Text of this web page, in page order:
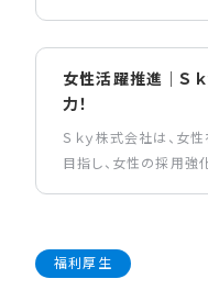
女性活躍推進｜Ｓ
力！
Ｓｋｙ株式会社は、女
目指し、女性の採用
福利厚生